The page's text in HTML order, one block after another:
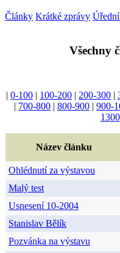
Články Krátké zprávy Úřední
Všechny
| 0-100 | 100-200 | 200-300 |
| 700-800 | 800-900 | 900-
1300
Název článku
Ohlédnutí za výstavou
Malý test
Usnesení 10-2004
Stanislav Bělík
Pozvánka na výstavu